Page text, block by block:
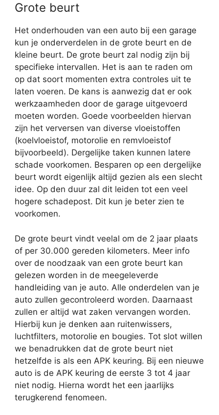
Grote beurt
Het onderhouden van een auto bij een garage
kun je onderverdelen in de grote beurt en de
kleine beurt. De grote beurt zal nodig zijn bij
specifieke intervallen. Het is aan te raden om
op dat soort momenten extra controles uit te
laten voeren. De kans is aanwezig dat er ook
werkzaamheden door de garage uitgevoerd
moeten worden. Goede voorbeelden hiervan
zijn het verversen van diverse vloeistoffen
(koelvloeistof, motorolie en remvloeistof
bijvoorbeeld). Dergelijke taken kunnen latere
schade voorkomen. Besparen op een dergelijke
beurt wordt eigenlijk altijd gezien als een slecht
idee. Op den duur zal dit leiden tot een veel
hogere schadepost. Dit kun je beter zien te
voorkomen.
De grote beurt vindt veelal om de 2 jaar plaats
of per 30.000 gereden kilometers. Meer info
over de noodzaak van een grote beurt kan
gelezen worden in de meegeleverde
handleiding van je auto. Alle onderdelen van je
auto zullen gecontroleerd worden. Daarnaast
zullen er altijd wat zaken vervangen worden.
Hierbij kun je denken aan ruitenwissers,
luchtfilters, motorolie en bougies. Tot slot willen
we benadrukken dat de grote beurt niet
hetzelfde is als een APK keuring. Bij een nieuwe
auto is de APK keuring de eerste 3 tot 4 jaar
niet nodig. Hierna wordt het een jaarlijks
terugkerend fenomeen.